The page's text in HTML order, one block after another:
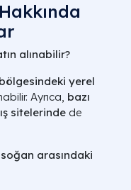
alınabilir?
yerel
Ayrıca, bazı
sitelerinde de
arasındaki